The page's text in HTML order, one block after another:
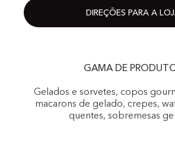
DIREÇÕES PARA A
GAMA DE
Gelados e sorvetes, copos
macarons de gelado, crepes,
quentes, sobremesas